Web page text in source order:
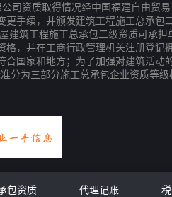
司资质取得情况经中国福建自由
手续，并颁发建筑工程施工总承
建筑工程施工总承包二级资质可承
，并在工商行政管理机关注册登
国家和地方；为了加强对建筑活
分为三部分施工总承包企业资质等
包资质 代理记账